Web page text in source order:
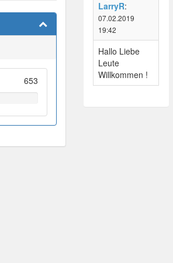
653
LarryR:
07.02.2019
19:42
Hallo Liebe
Leute
Willkommen !